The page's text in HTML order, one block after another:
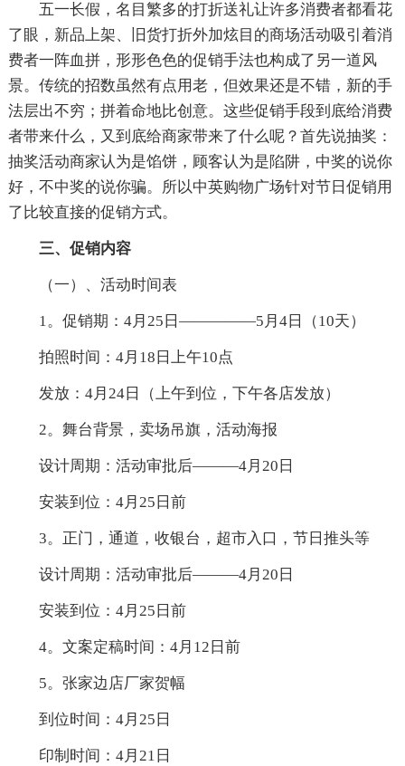
五一长假，名目繁多的打折送礼让许多消费者都看花
了眼，新品上架、旧货打折外加炫目的商场活动吸引着消
费者一阵血拼，形形色色的促销手法也构成了另一道风
景。传统的招数虽然有点用老，但效果还是不错，新的手
法层出不穷；拼着命地比创意。这些促销手段到底给消费
者带来什么，又到底给商家带来了什么呢？首先说抽奖：
抽奖活动商家认为是馅饼，顾客认为是陷阱，中奖的说你
好，不中奖的说你骗。所以中英购物广场针对节日促销用
了比较直接的促销方式。
三、促销内容
（一）、活动时间表
1。促销期：4月25日—————5月4日（10天）
拍照时间：4月18日上午10点
发放：4月24日（上午到位，下午各店发放）
2。舞台背景，卖场吊旗，活动海报
设计周期：活动审批后———4月20日
安装到位：4月25日前
3。正门，通道，收银台，超市入口，节日推头等
设计周期：活动审批后———4月20日
安装到位：4月25日前
4。文案定稿时间：4月12日前
5。张家边店厂家贺幅
到位时间：4月25日
印制时间：4月21日